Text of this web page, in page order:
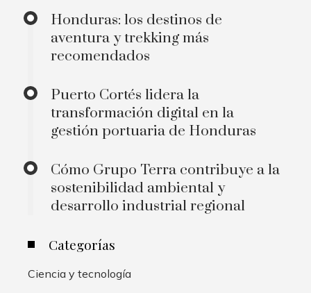
Honduras: los destinos de
aventura y trekking más
recomendados
Puerto Cortés lidera la
transformación digital en la
gestión portuaria de Honduras
Cómo Grupo Terra contribuye a la
sostenibilidad ambiental y
desarrollo industrial regional
Categorías
Ciencia y tecnología